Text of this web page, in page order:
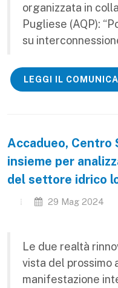
organizzata in
Pugliese (AQP):
su
LEGGI IL
Accadueo, Centro
insieme per
del settore idrico
29 Mag 2024
Le due realtà
vista del prossimo
manifestazione